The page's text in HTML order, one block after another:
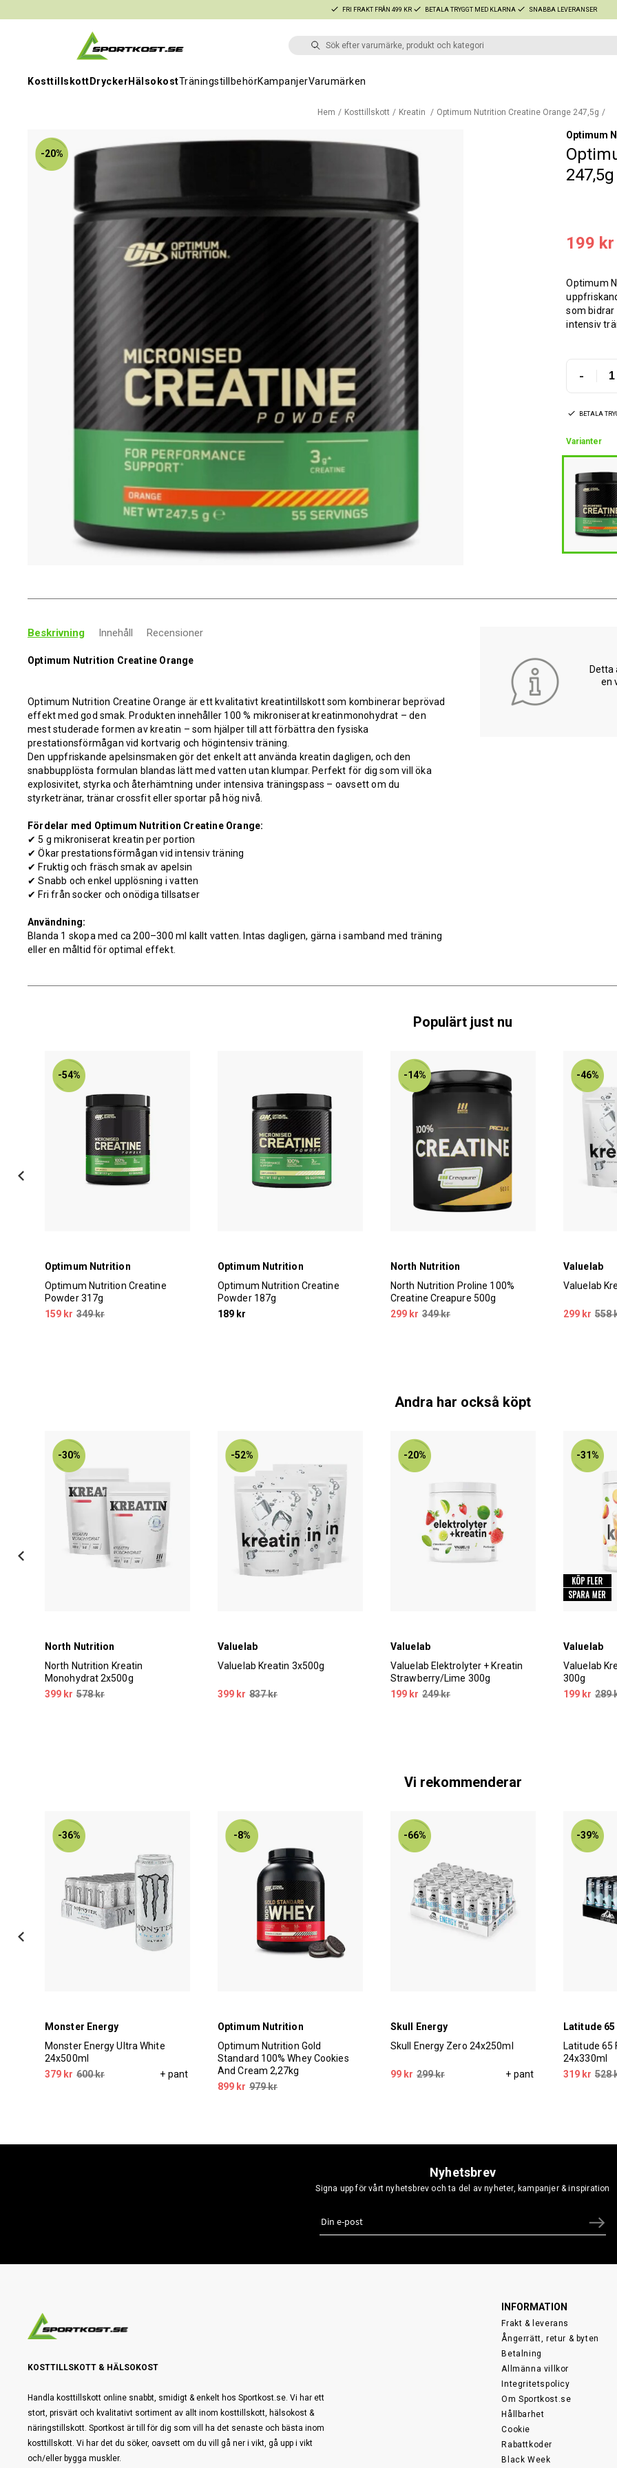
FRI FRAKT FRÅN 499 KR BETALA TRYGGT MED KLARNA SNABBA LEVERANSER
KosttillskottDryckerHälsokostTräningstillbehörKampanjerVarumärken
Hem Kosttillskott Kreatin Optimum Nutrition Creatine Orange 247,5g
-20%
Optimum
247,5g
199 kr
Optimum
som
intensiv
-
BETALA
Varianter
Beskrivning Innehåll Recensioner
Optimum Nutrition Creatine Orange
Optimum Nutrition Creatine Orange är ett kvalitativt kreatintillskott som kombinerar beprövad
effekt med god smak. Produkten innehåller 100 % mikroniserat kreatinmonohydrat – den
mest studerade formen av kreatin – som hjälper till att förbättra den fysiska
prestationsförmågan vid kortvarig och högintensiv träning.
Den uppfriskande apelsinsmaken gör det enkelt att använda kreatin dagligen, och den
snabbupplösta formulan blandas lätt med vatten utan klumpar. Perfekt för dig som vill öka
explosivitet, styrka och återhämtning under intensiva träningspass – oavsett om du
styrketränar, tränar crossfit eller sportar på hög nivå.
Fördelar med Optimum Nutrition Creatine Orange:
✔5 g mikroniserat kreatin per portion
✔Ökar prestationsförmågan vid intensiv träning
✔ Fruktig och fräsch smak av apelsin
✔Snabb och enkel upplösning i vatten
✔ Fri från socker och onödiga tillsatser
Användning:
Blanda 1 skopa med ca 200–300 ml kallt vatten. Intas dagligen, gärna i samband med träning
eller en måltid för optimal effekt.
Detta
en
Populärt just nu
-54%
Optimum Nutrition
Optimum Nutrition Creatine
Powder 317g
159 kr 349 kr
Optimum Nutrition
Optimum Nutrition Creatine
Powder 187g
189 kr
-14%
North Nutrition
North Nutrition Proline 100%
Creatine Creapure 500g
299 kr 349 kr
-46%
Valuelab
Valuelab
299 kr 558
Andra har också köpt
-30%
North Nutrition
North Nutrition Kreatin
Monohydrat 2x500g
399 kr 578 kr
-52%
Valuelab
Valuelab Kreatin 3x500g
399 kr 837 kr
-20%
Valuelab
Valuelab Elektrolyter + Kreatin
Strawberry/Lime 300g
199 kr 249 kr
-31%
Valuelab
Valuelab
300g
199 kr 289
Vi rekommenderar
-36%
Monster Energy
Monster Energy Ultra White
24x500ml
379 kr 600 kr + pant
-8%
Optimum Nutrition
Optimum Nutrition Gold
Standard 100% Whey Cookies
And Cream 2,27kg
899 kr 979 kr
-66%
Skull Energy
Skull Energy Zero 24x250ml
99 kr 299 kr + pant
-39%
Latitude 65
Latitude 65
24x330ml
319 kr 528
Nyhetsbrev
Signa upp för vårt nyhetsbrev och ta del av nyheter, kampanjer & inspiration
KOSTTILLSKOTT & HÄLSOKOST
Handla kosttillskott online snabbt, smidigt & enkelt hos Sportkost.se. Vi har ett
stort, prisvärt och kvalitativt sortiment av allt inom kosttillskott, hälsokost &
näringstillskott. Sportkost är till för dig som vill ha det senaste och bästa inom
kosttillskott. Vi har det du söker, oavsett om du vill gå ner i vikt, gå upp i vikt
och/eller bygga muskler.
INFORMATION
Frakt & leverans
Ångerrätt, retur & byten
Betalning
Allmänna villkor
Integritetspolicy
Om Sportkost.se
Hållbarhet
Cookie
Rabattkoder
Black Week